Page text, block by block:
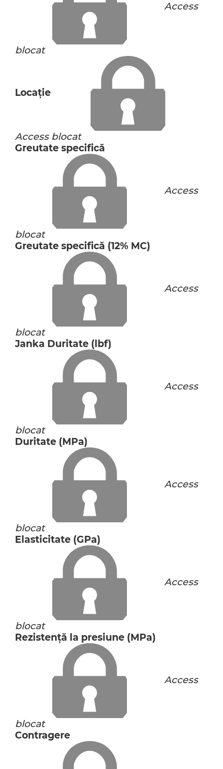
Access
blocat
Locaţie
Access blocat
Greutate specifică
Access
blocat
Greutate specifică (12% MC)
Access
blocat
Janka Duritate (lbf)
Access
blocat
Duritate (MPa)
Access
blocat
Elasticitate (GPa)
Access
blocat
Rezistență la presiune (MPa)
Access
blocat
Contragere